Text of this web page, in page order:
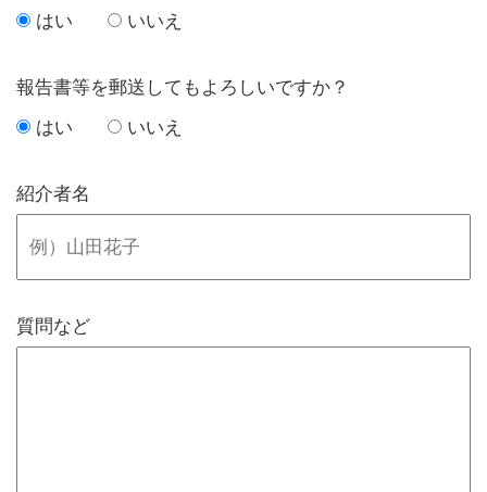
はい
いいえ
報告書等を郵送してもよろしいですか？
はい
いいえ
紹介者名
質問など